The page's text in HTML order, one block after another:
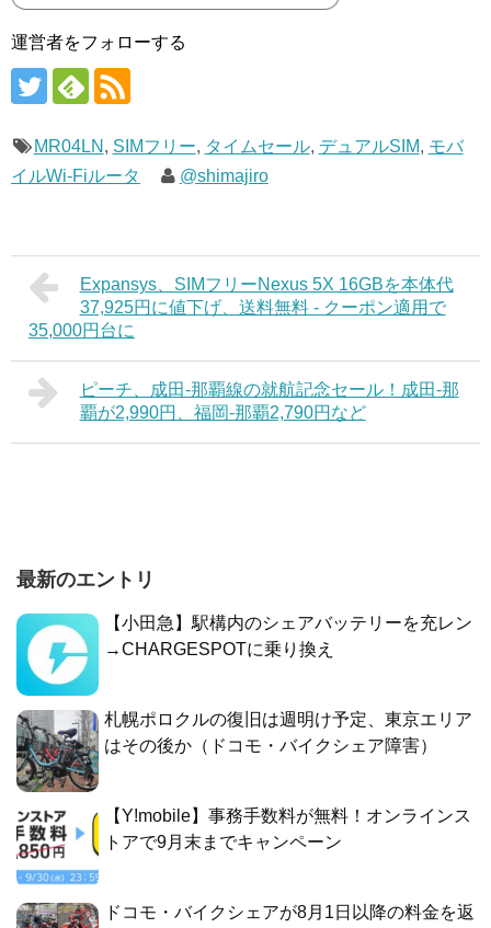
運営者をフォローする
MR04LN , SIMフリー, タイムセール, デュアルSIM, モバ
イルWi-Fiルータ
@shimajiro
Expansys、SIMフリーNexus 5X 16GBを本体代
37,925円に値下げ、送料無料 - クーポン適用で
35,000円台に
ピーチ、成田-那覇線の就航記念セール！成田-那
覇が2,990円、福岡-那覇2,790円など
最新のエントリ
【小田急】駅構内のシェアバッテリーを充レン
→CHARGESPOTに乗り換え
札幌ポロクルの復旧は週明け予定、東京エリア
はその後か（ドコモ・バイクシェア障害）
【Y!mobile】事務手数料が無料！オンラインス
トアで9月末までキャンペーン
ドコモ・バイクシェアが8月1日以降の料金を返